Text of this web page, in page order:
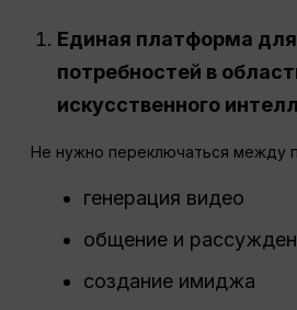
Единая платформа для
потребностей в
искусственного
Не нужно переключаться между
генерация видео
общение и
создание имиджа